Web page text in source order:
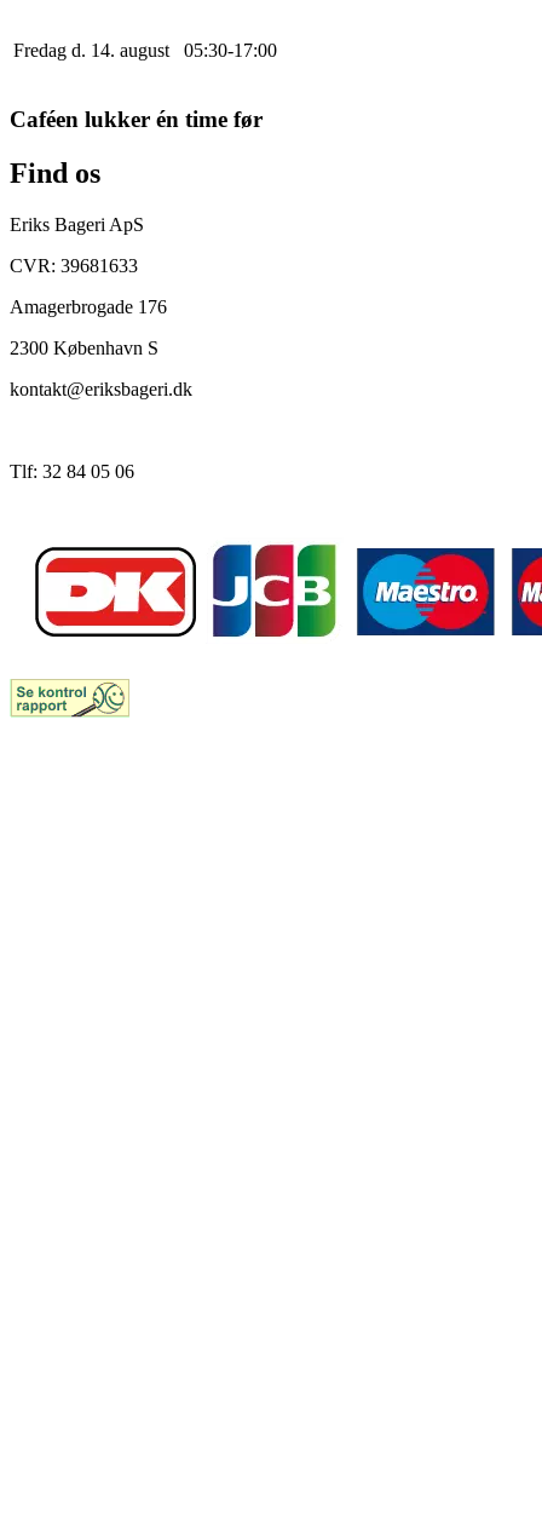
Fredag d. 14. august 05:30-17:00
Caféen lukker én time før
Find os
Eriks Bageri ApS
CVR: 39681633
Amagerbrogade 176
2300 København S
kontakt@eriksbageri.dk
Tlf: 32 84 05 06